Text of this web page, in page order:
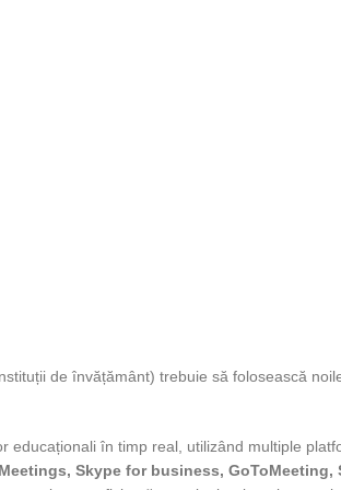
de învățământ) trebuie să folosească
educaționali în timp real, utilizând multiple
Skype for business, GoToMeeting,